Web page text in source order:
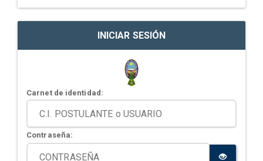
INICIAR SESIÓN
Carnet de identidad:
Contraseña: